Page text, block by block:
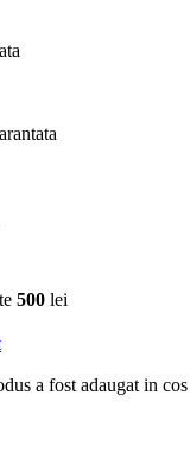
500 lei
a fost adaugat in